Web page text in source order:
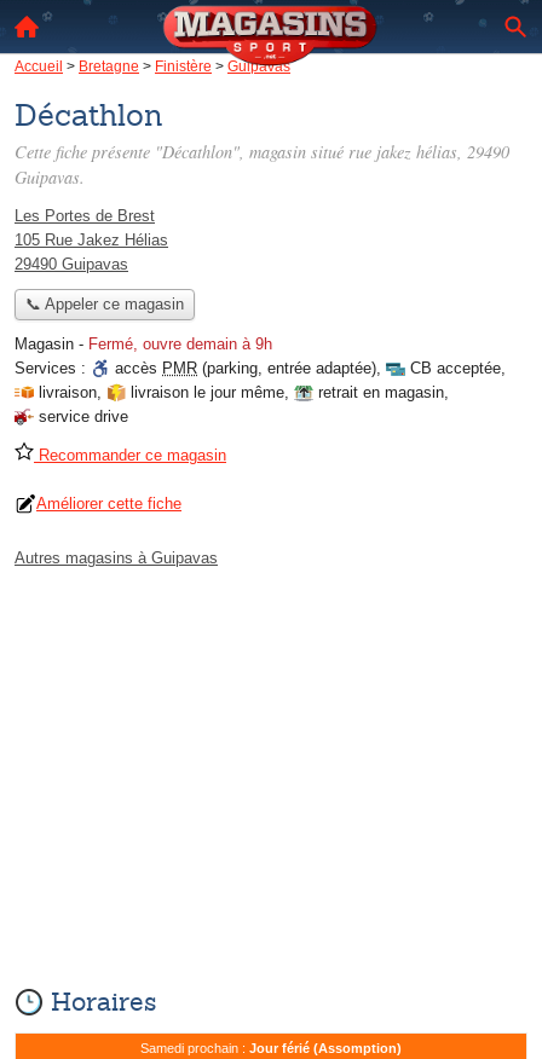
Accueil > Bretagne > Finistère > Guipavas
Décathlon
Cette fiche présente "Décathlon", magasin situé rue jakez hélias, 29490
Guipavas.
Les Portes de Brest
105 Rue Jakez Hélias
29490 Guipavas
📞 Appeler ce magasin
Magasin - Fermé, ouvre demain à 9h
Services :
accès PMR (parking, entrée adaptée), CB acceptée,
livraison, livraison le jour même, retrait en magasin,
service drive
Recommander ce magasin
Améliorer cette fiche
Autres magasins à Guipavas
Horaires
Samedi prochain : Jour férié (Assomption)